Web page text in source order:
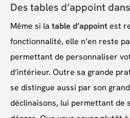
Des tables d’appoint
Même si la table d’appointest
fonctionnalité, elle n’en reste
permettant de personnaliser
d’intérieur. Outre sa grande
se distingue aussi par son
déclinaisons, lui permettant de